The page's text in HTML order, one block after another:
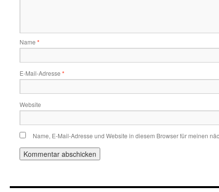
Name *
E-Mail-Adresse *
Website
Name, E-Mail-Adresse und Website in diesem Browser für meinen